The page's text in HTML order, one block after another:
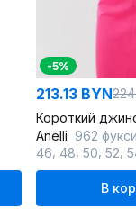
-5%
213.13 BYN
Anelli 962
46 48 50 52
В